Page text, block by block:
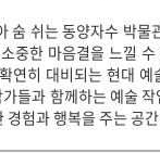
숨 쉬는 동양자수 박물
중한 마음결을 느낄
연히 대비되는 현대 예
들과 함께하는 예술
경험과 행복을 주는 공